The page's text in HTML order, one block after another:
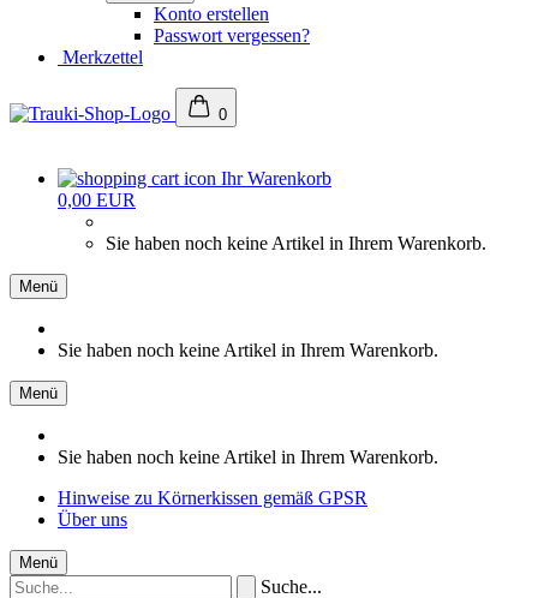
Konto erstellen
Passwort vergessen?
Merkzettel
0
Ihr Warenkorb
0,00 EUR
Sie haben noch keine Artikel in Ihrem Warenkorb.
Menü
Sie haben noch keine Artikel in Ihrem Warenkorb.
Menü
Sie haben noch keine Artikel in Ihrem Warenkorb.
Hinweise zu Körnerkissen gemäß GPSR
Über uns
Menü
Suche...